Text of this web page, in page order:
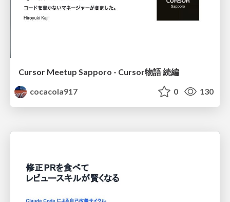
Cursor Meetup Sapporo - Cursor物語 続編
cocacola917
0 130